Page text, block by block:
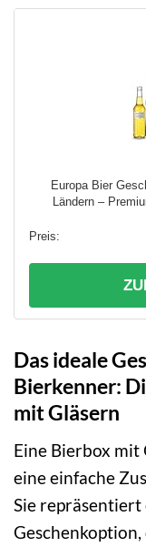
Europa Bier
Ländern –
Das ideale
Bierkenner:
mit Gläsern
Eine Bierbox mit
eine einfache
Sie